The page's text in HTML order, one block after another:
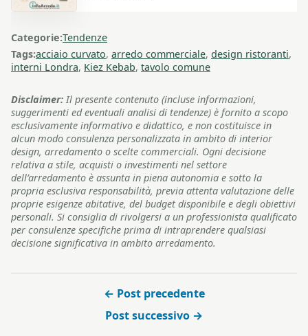
Categorie:Tendenze
Tags:acciaio curvato, arredo commerciale, design ristoranti,
interni Londra, Kiez Kebab, tavolo comune
Disclaimer: Il presente contenuto (incluse informazioni,
suggerimenti ed eventuali analisi di tendenze) è fornito a scopo
esclusivamente informativo e didattico, e non costituisce in
alcun modo consulenza personalizzata in ambito di interior
design, arredamento o scelte commerciali. Ogni decisione
relativa a stile, acquisti o investimenti nel settore
dell’arredamento è assunta in piena autonomia e sotto la
propria esclusiva responsabilità, previa attenta valutazione delle
proprie esigenze abitative, del budget disponibile e degli obiettivi
personali. Si consiglia di rivolgersi a un professionista qualificato
per consulenze specifiche prima di intraprendere qualsiasi
decisione significativa in ambito arredamento.
← Post precedente
Post successivo →